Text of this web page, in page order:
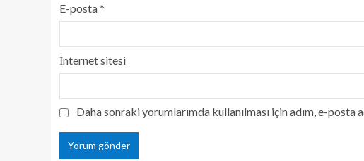
E-posta*
İnternet sitesi
Daha sonraki yorumlarımda kullanılması için adım, e-